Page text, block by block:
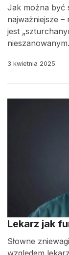
Jak można być
najważniejsze –
jest
nieszanowanym.
3 kwietnia 2025
Lekarz jak
Słowne
względem